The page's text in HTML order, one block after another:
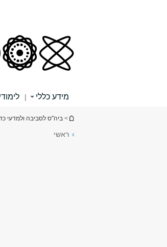
מידע כללי |
הינך נמצא כאן
> ביה"ס לסביבה ולמדעי
ראשי